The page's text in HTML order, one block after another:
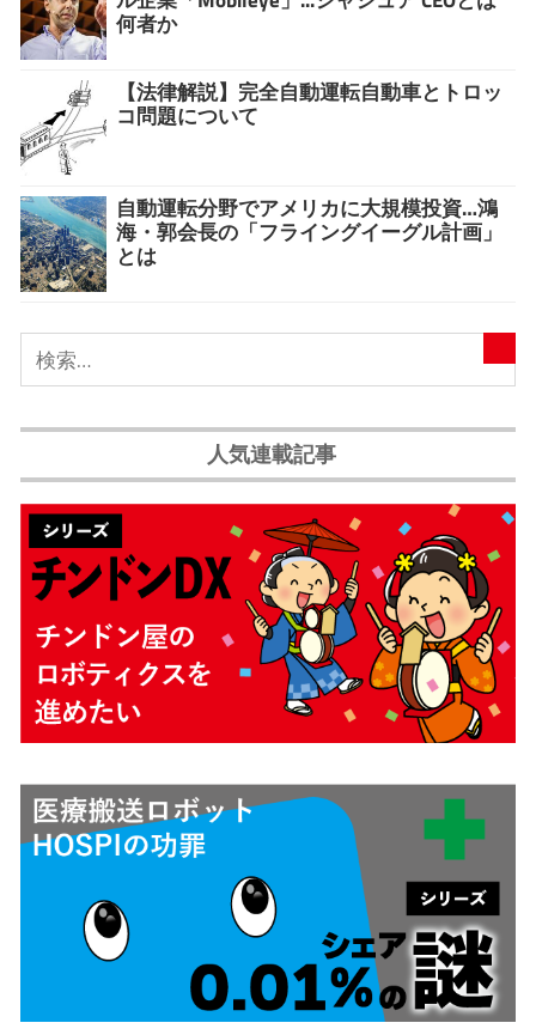
何者か
【法律解説】完全自動運転自動車とトロッ
コ問題について
自動運転分野でアメリカに大規模投資…鴻
海・郭会長の「フライングイーグル計画」
とは
人気連載記事